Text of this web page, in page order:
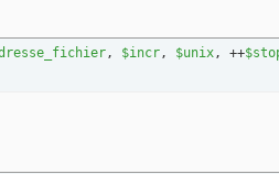
, $incr, $unix, ++